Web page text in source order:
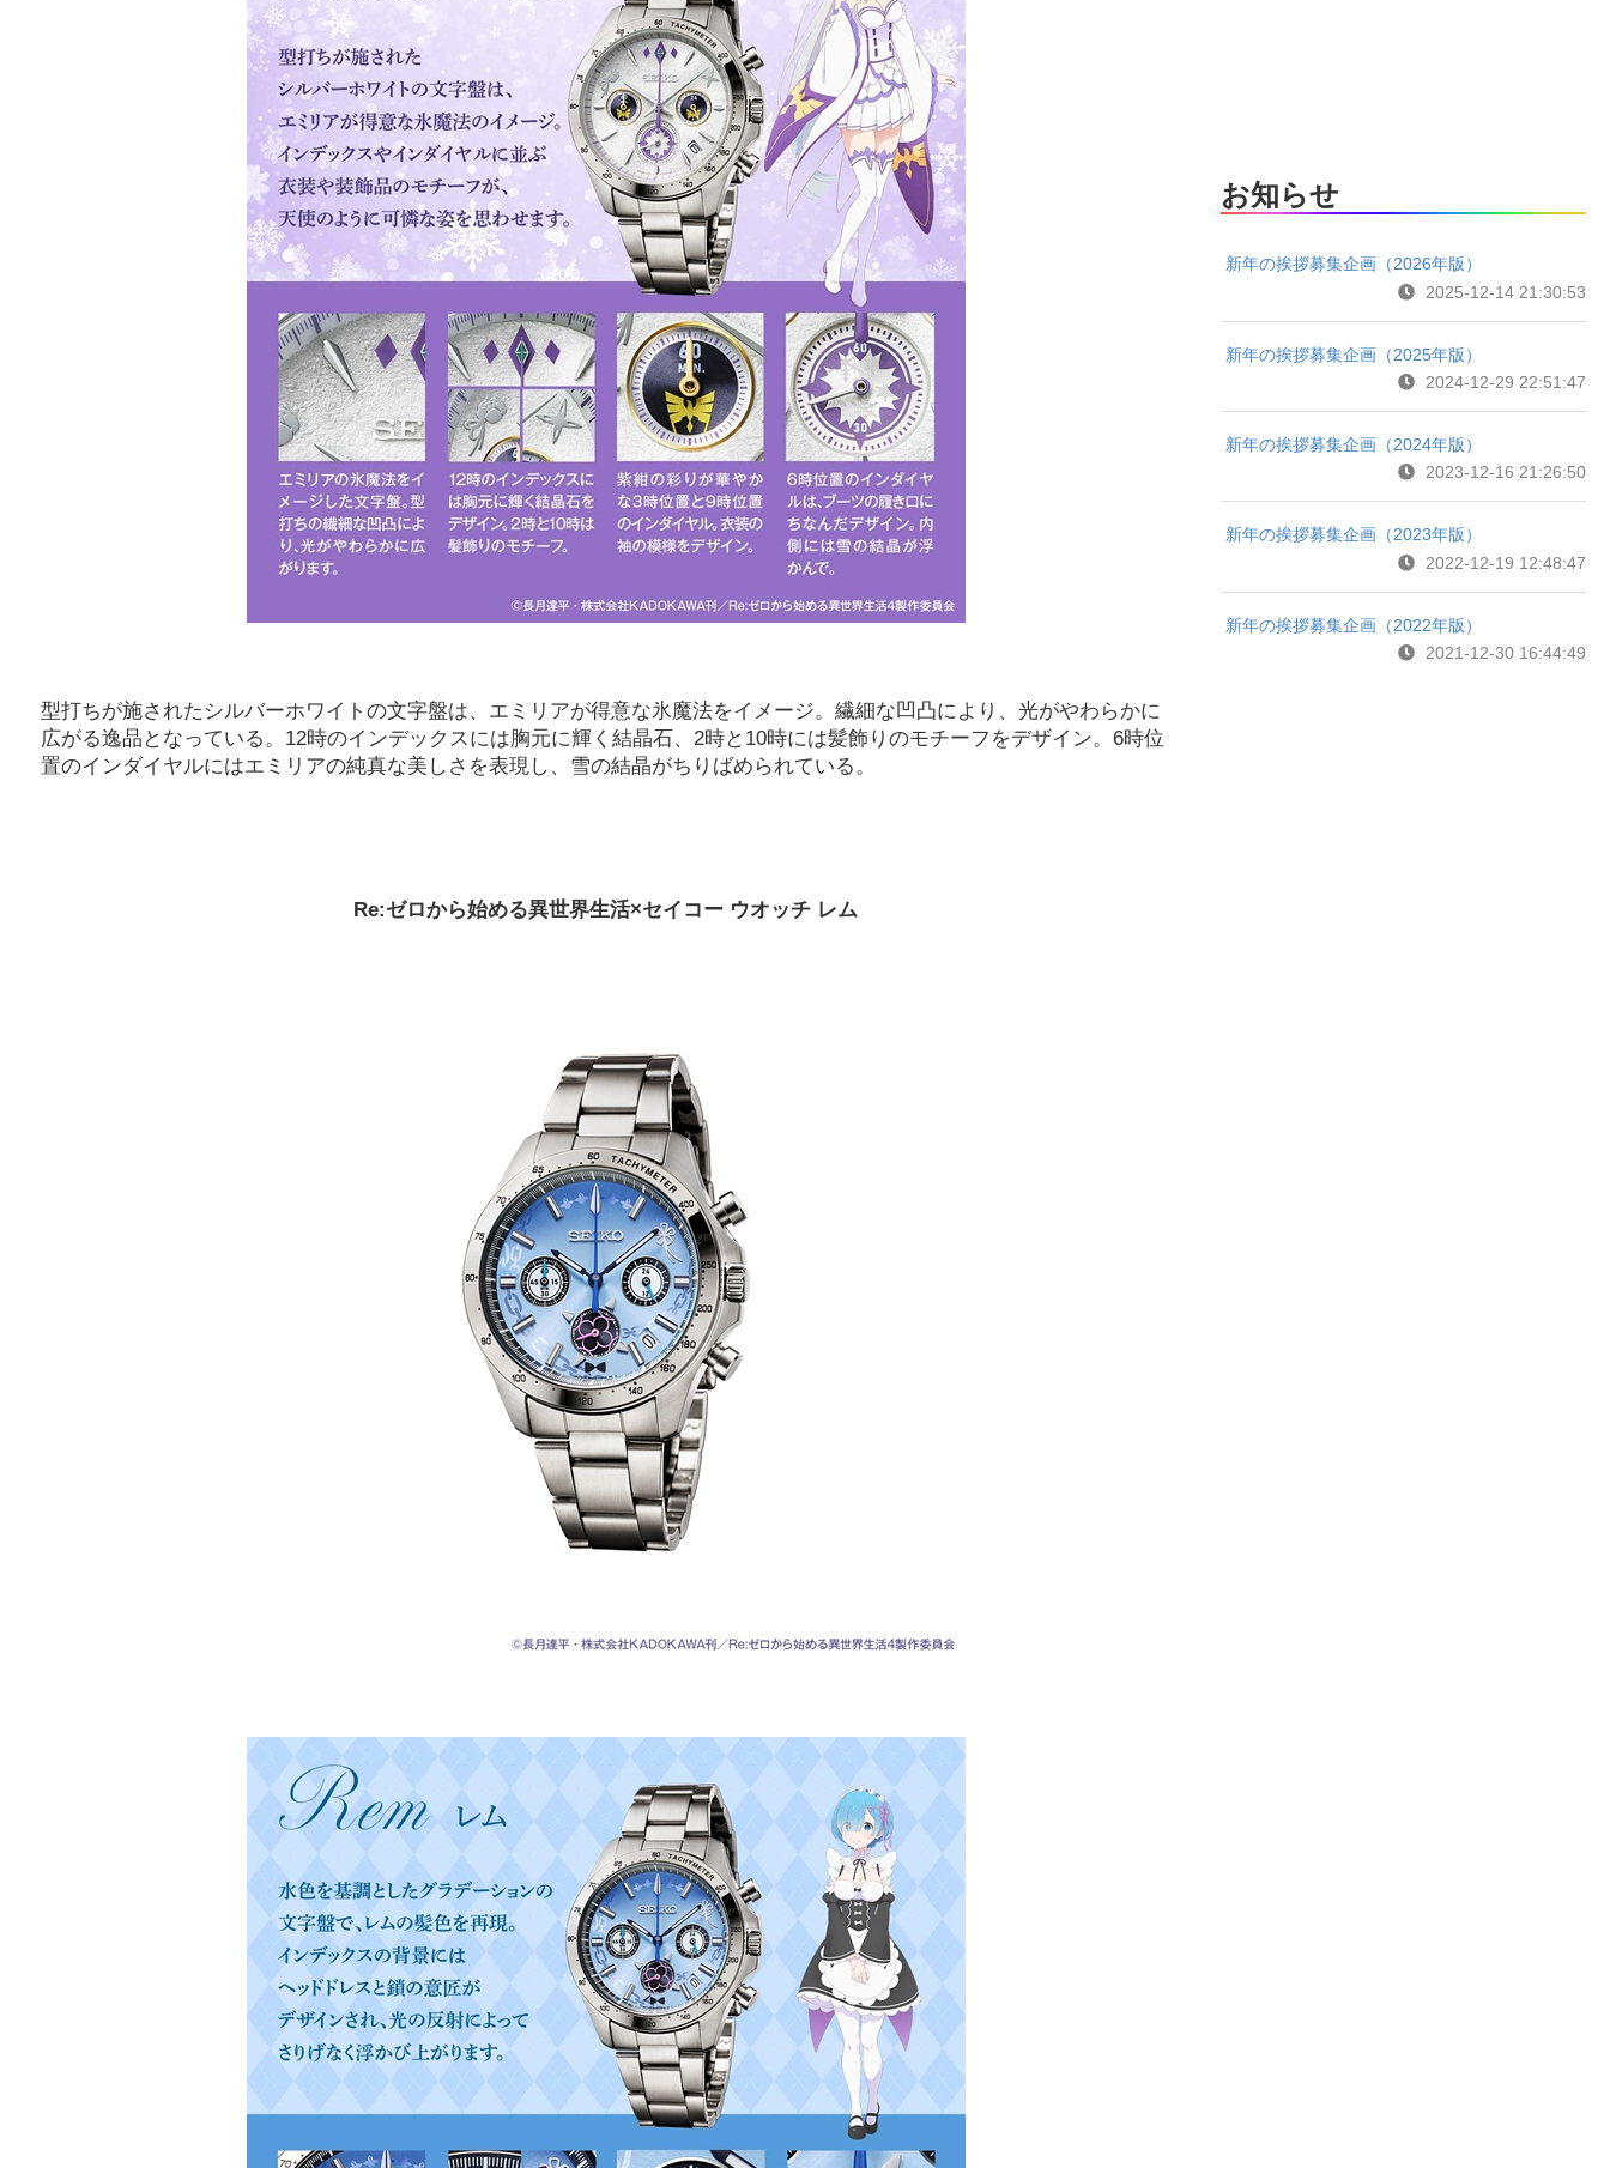
型打ちが施されたシルバーホワイトの文字盤は、エミリアが得意な氷魔法をイメージ。繊細な凹凸により、光がやわらかに
広がる逸品となっている。12時のインデックスには胸元に輝く結晶石、2時と10時には髪飾りのモチーフをデザイン。6時位
置のインダイヤルにはエミリアの純真な美しさを表現し、雪の結晶がちりばめられている。
Re:ゼロから始める異世界生活×セイコー ウオッチ レム
お知らせ
新年の挨拶募集企画（2026年版）
2025-12-14 21:30:53
新年の挨拶募集企画（2025年版）
2024-12-29 22:51:47
新年の挨拶募集企画（2024年版）
2023-12-16 21:26:50
新年の挨拶募集企画（2023年版）
2022-12-19 12:48:47
新年の挨拶募集企画（2022年版）
2021-12-30 16:44:49